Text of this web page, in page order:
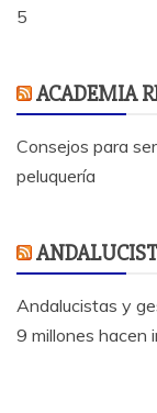
5
ACADEMIA
Consejos para
peluquería
Andalucistas y
9 millones hacen